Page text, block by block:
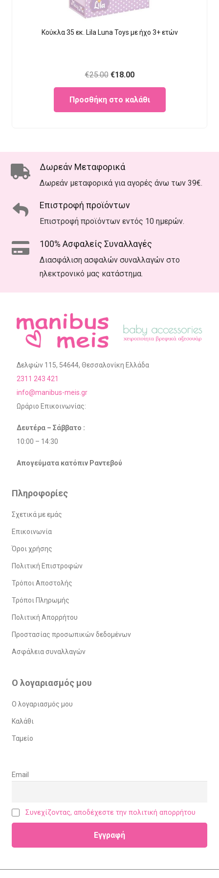
Κούκλα 35 εκ. Lila Luna Τοys με ήχο 3+ ετών
€25.00 Original
price
was:
€18.00Current
price
is:
Προσθήκη στο καλάθι
Δωρεάν Μεταφορικά
Δωρεάν μεταφορικά για αγορές άνω των 39€.
Επιστροφή προϊόντων
Επιστροφή προϊόντων εντός 10 ημερών.
100% Ασφαλείς Συναλλαγές
Διασφάλιση ασφαλών συναλλαγών στο
ηλεκτρονικό μας κατάστημα.
Δελφών 115, 54644, Θεσσαλονίκη Ελλάδα
2311 243 421
info@manibus-meis.gr
Ωράριο Επικοινωνίας:
Δευτέρα – Σάββατο :
10:00 – 14:30
Απογεύματα κατόπιν Ραντεβού
Πληροφορίες
Σχετικά με εμάς
Επικοινωνία
Όροι χρήσης
Πολιτική Επιστροφών
Τρόποι Αποστολής
Τρόποι Πληρωμής
Πολιτική Απορρήτου
Προστασίας προσωπικών δεδομένων
Ασφάλεια συναλλαγών
Ο λογαριασμός μου
Ο λογαριασμός μου
Καλάθι
Ταμείο
Email
Συνεχίζοντας, αποδέχεστε την πολιτική απορρήτου